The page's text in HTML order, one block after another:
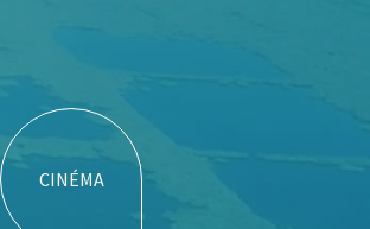
CINÉMA